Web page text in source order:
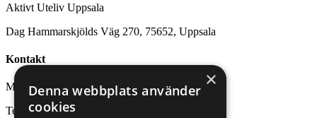
Aktivt Uteliv Uppsala
Dag Hammarskjölds Väg 270, 75652, Uppsala
Kontakt
Mail:uppsala@aktivtuteliv.nu
Telefon:070 772 28 27
×
Denna webbplats använder
cookies